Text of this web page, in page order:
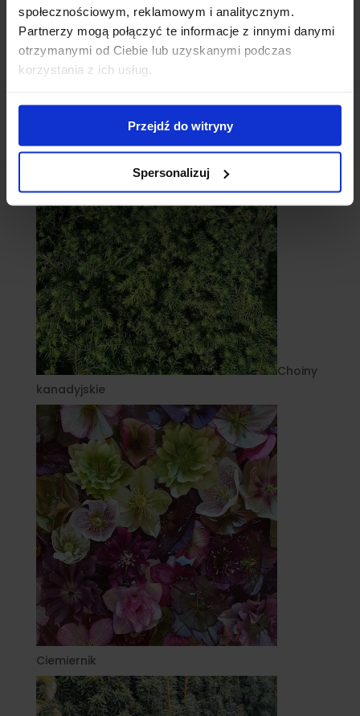
społecznościowym, reklamowym i analitycznym.
Partnerzy mogą połączyć te informacje z innymi danymi
otrzymanymi od Ciebie lub uzyskanymi podczas
korzystania z ich usług.
Przejdź do witryny
Spersonalizuj
Choiny
kanadyjskie
Ciemiernik